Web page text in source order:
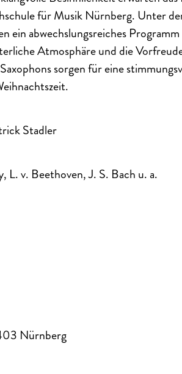
für Musik Nürnberg. Unter
ein abwechslungsreiches
Atmosphäre und die
sorgen für eine
Stadler
L. v. Beethoven, J. S. Bach u. a.
Nürnberg